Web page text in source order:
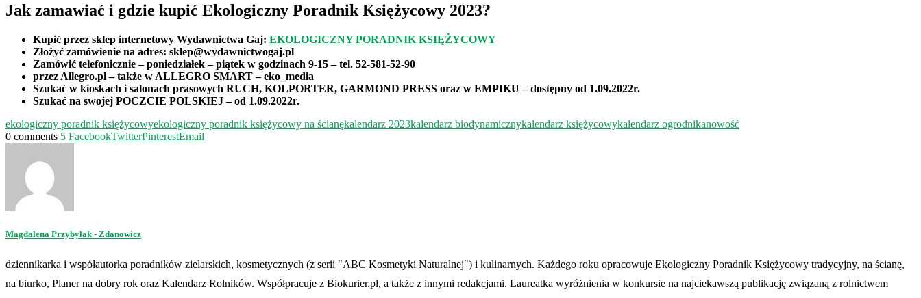
Jak zamawiać i gdzie kupić Ekologiczny Poradnik Księżycowy 2023?
Kupić przez sklep internetowy Wydawnictwa Gaj: EKOLOGICZNY PORADNIK KSIĘŻYCOWY
Złożyć zamówienie na adres: sklep@wydawnictwogaj.pl
Zamówić telefonicznie – poniedziałek – piątek w godzinach 9-15 – tel. 52-581-52-90
przez Allegro.pl – także w ALLEGRO SMART – eko_media
Szukać w kioskach i salonach prasowych RUCH, KOLPORTER, GARMOND PRESS oraz w EMPIKU – dostępny od 1.09.2022r.
Szukać na swojej POCZCIE POLSKIEJ – od 1.09.2022r.
ekologiczny poradnik księżycowyekologiczny poradnik księżycowy na ścianękalendarz 2023kalendarz biodynamicznykalendarz księżycowykalendarz ogrodnikanowość
0 comments 5 FacebookTwitterPinterestEmail
Magdalena Przybylak - Zdanowicz
dziennikarka i współautorka poradników zielarskich, kosmetycznych (z serii "ABC Kosmetyki Naturalnej") i kulinarnych. Każdego roku opracowuje Ekologiczny Poradnik Księżycowy tradycyjny, na ścianę,
na biurko, Planer na dobry rok oraz Kalendarz Rolników. Współpracuje z Biokurier.pl, a także z innymi redakcjami. Laureatka wyróżnienia w konkursie na najciekawszą publikację związaną z rolnictwem